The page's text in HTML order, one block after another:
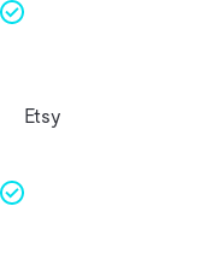
Etsy